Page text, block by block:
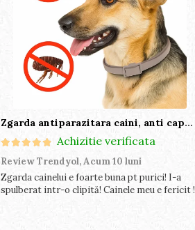
Zgarda antiparazitara caini, anti capuse si purici, 59 cm
Achizitie verificata
Review Trendyol,Acum 10 luni
Zgarda cainelui e foarte buna pt purici! I-a
spulberat intr-o clipită! Cainele meu e fericit !